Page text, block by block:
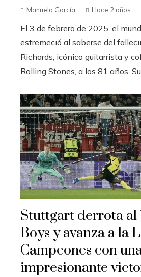
Manuela García Hace 2 años
El 3 de febrero de 2025, el
estremeció al saberse del
Richards, icónico guitarrista y
Rolling Stones, a los 81 años. Su
Stuttgart derrota al
Boys y avanza a la
Campeones con
impresionante